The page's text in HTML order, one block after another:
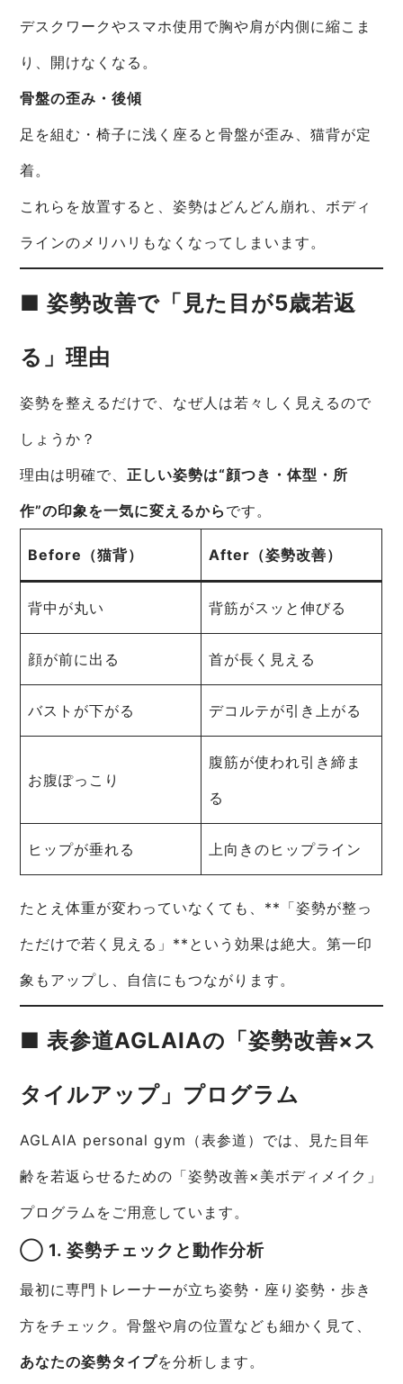
デスクワークやスマホ使用で胸や肩が内側に縮こま
り、開けなくなる。
骨盤の歪み・後傾
足を組む・椅子に浅く座ると骨盤が歪み、猫背が定
着。
これらを放置すると、姿勢はどんどん崩れ、ボディ
ラインのメリハリもなくなってしまいます。
■ 姿勢改善で「見た目が5歳若返
る」理由
姿勢を整えるだけで、なぜ人は若々しく見えるので
しょうか？
理由は明確で、 正しい姿勢は“顔つき・体型・所
作”の印象を一気に変えるから です。
Before（猫背） After（姿勢改善）
背中が丸い 背筋がスッと伸びる
顔が前に出る 首が長く見える
バストが下がる デコルテが引き上がる
お腹ぽっこり
腹筋が使われ引き締ま
る
ヒップが垂れる 上向きのヒップライン
たとえ体重が変わっていなくても、**「姿勢が整っ
ただけで若く見える」**という効果は絶大。第一印
象もアップし、自信にもつながります。
■ 表参道AGLAIAの「姿勢改善×ス
タイルアップ」プログラム
AGLAIA personal gym（表参道）では、見た目年
齢を若返らせるための「姿勢改善×美ボディメイク」
プログラムをご用意しています。
◯ 1. 姿勢チェックと動作分析
最初に専門トレーナーが立ち姿勢・座り姿勢・歩き
方をチェック。骨盤や肩の位置なども細かく見て、
あなたの姿勢タイプを分析します。